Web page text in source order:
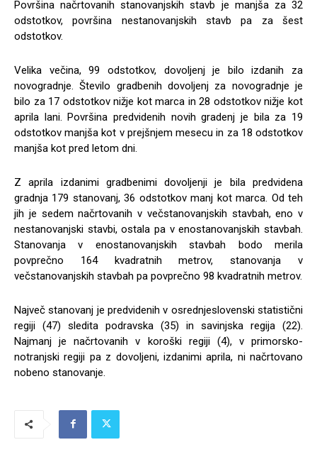
Površina načrtovanih stanovanjskih stavb je manjša za 32
odstotkov, površina nestanovanjskih stavb pa za šest
odstotkov.
Velika večina, 99 odstotkov, dovoljenj je bilo izdanih za
novogradnje. Število gradbenih dovoljenj za novogradnje je
bilo za 17 odstotkov nižje kot marca in 28 odstotkov nižje kot
aprila lani. Površina predvidenih novih gradenj je bila za 19
odstotkov manjša kot v prejšnjem mesecu in za 18 odstotkov
manjša kot pred letom dni.
Z aprila izdanimi gradbenimi dovoljenji je bila predvidena
gradnja 179 stanovanj, 36 odstotkov manj kot marca. Od teh
jih je sedem načrtovanih v večstanovanjskih stavbah, eno v
nestanovanjski stavbi, ostala pa v enostanovanjskih stavbah.
Stanovanja v enostanovanjskih stavbah bodo merila
povprečno 164 kvadratnih metrov, stanovanja v
večstanovanjskih stavbah pa povprečno 98 kvadratnih metrov.
Največ stanovanj je predvidenih v osrednjeslovenski statistični
regiji (47) sledita podravska (35) in savinjska regija (22).
Najmanj je načrtovanih v koroški regiji (4), v primorsko-
notranjski regiji pa z dovoljeni, izdanimi aprila, ni načrtovano
nobeno stanovanje.